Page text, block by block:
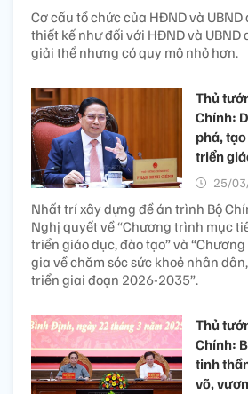
Cơ cấu tổ chức của HĐND và
thiết kế như đối với HĐND và
giải thể nhưng có quy mô nhỏ hơn.
Thủ
Chính:
phá,
triển
25/
Nhất trí xây dựng đề án trình Bộ
Nghị quyết về “Chương trình mục
triển giáo dục, đào tạo” và
gia về chăm sóc sức khoẻ nhân
triển giai đoạn 2026-2035”.
Thủ
Chính:
tinh
võ,